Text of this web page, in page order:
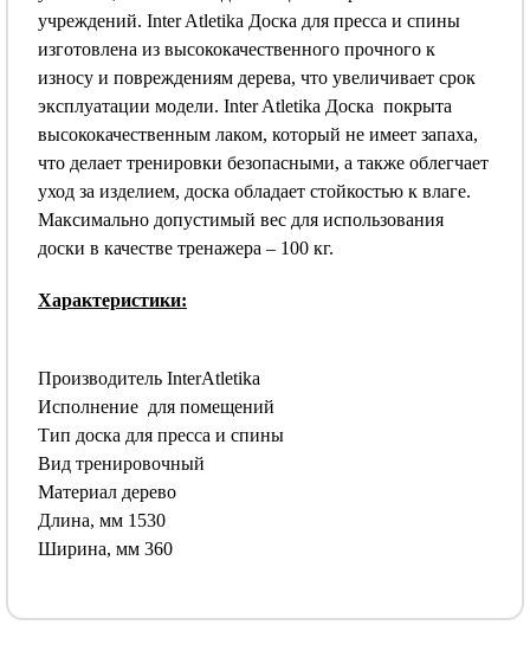
учреждений. Inter Atletika Доска для пресса и спины
изготовлена из высококачественного прочного к
износу и повреждениям дерева, что увеличивает срок
эксплуатации модели. Inter Atletika Доска покрыта
высококачественным лаком, который не имеет запаха,
что делает тренировки безопасными, а также облегчает
уход за изделием, доска обладает стойкостью к влаге.
Максимально допустимый вес для использования
доски в качестве тренажера – 100 кг.
Характеристики:
Производитель InterAtletika
Исполнение для помещений
Тип доскa для прессa и спины
Вид тренировочный
Материал дерево
Длина, мм 1530
Ширина, мм 360